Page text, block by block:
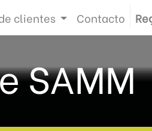
clientes Contacto
SAMM